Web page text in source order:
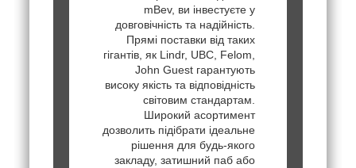
mBev, ви інвестуєте у
довговічність та надійність.
Прямі поставки від таких
гігантів, як Lindr, UBC, Felom,
John Guest гарантують
високу якість та відповідність
світовим стандартам.
Широкий асортимент
дозволить підібрати ідеальне
рішення для будь-якого
закладу, затишний паб або